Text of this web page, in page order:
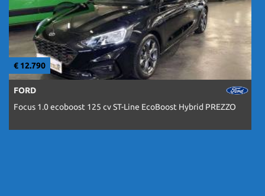
NEWS
AREA COMMERCIANTI
€ 12.790
FORD
Focus 1.0 ecoboost 125 cv ST-Line EcoBoost Hybrid PREZZO